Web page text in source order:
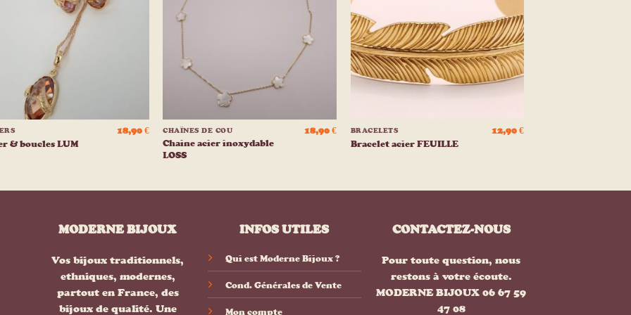
& boucles LUM
18,90 €
d’envies
CHAÎNES DE COU
Chaine acier inoxydable
LOSS
18,90 €
d’envies
BRACELETS
Bracelet acier FEUILLE
12,90€
MODERNE BIJOUX
Vos bijoux traditionnels,
ethniques, modernes,
partout en France, des
bijoux de qualité. Une
INFOS UTILES
Qui est Moderne Bijoux ?
Cond. Générales de Vente
Mon compte
CONTACTEZ-NOUS
Pour toute question, nous
restons à votre écoute.
MODERNE BIJOUX 06 67 59
47 08